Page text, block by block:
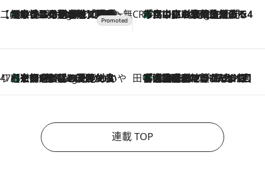
【CREA×星野リゾート】唯一無二。癒しと発見が待つ場所へ
9 Hours Ago
【トンボの足水浴】ヒノキの香りに包まれて涼感マックス！約13℃の湧水かけ流しを避暑地「星野温泉 トンボの湯」で体験 CREA'S CHOICE
11 Hours Ago
「立川にも歌舞伎があるんだよ」 片岡仁左衛門・市川中車ら豪華座組みで4年目の立川立飛歌舞伎へ
47都道府県の手みやげ ひんやりスイーツで夏を満喫
11 Hours Ago
【京都府】この夏絶対食べたい 冷やしておいしいおやつ3選 ひと口目から心を掴む新緑のテリーヌ 田中稲の勝手に再ブーム
2026.8.7
「湘南乃風に憧れて」観客大盛上がりの“タオル回し”に、ラッパー顔負けの高速歌唱まで…さだまさし（74）のアグレッシブすぎる現在地
連載 TOP